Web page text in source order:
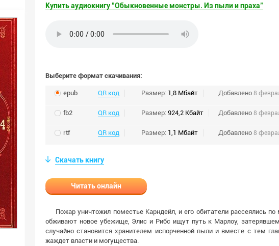
Купить аудиокнигу "Обыкновенные монстры. Из пыли и праха"
Выберите формат скачивания:
epub QR код Размер: 1,8 Мбайт Добавлено 8
fb2 QR код Размер: 924,2 Кбайт Добавлено 8
rtf QR код Размер: 1,1 Мбайт Добавлено 8
Скачать книгу
Читать онлайн
Пожар уничтожил поместье Карндейл, и его обитатели рассеялись
обживают новое убежище, Элис и Рибс ищут путь к Марлоу,
случайно становится хранителем испорченной пыли и вместе с тем
жаждет власти и могущества.